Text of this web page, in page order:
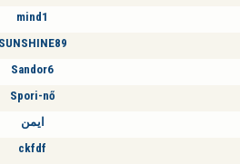
mind1
SUNSHINE89
Sandor6
Spori-nő
ايمن
ckfdf